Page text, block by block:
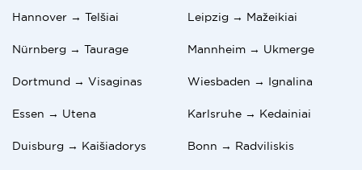
Hannover → Telšiai Leipzig → Mažeikiai
Nürnberg → Taurage Mannheim → Ukmerge
Dortmund → Visaginas Wiesbaden → Ignalina
Essen → Utena Karlsruhe → Kedainiai
Duisburg → Kaišiadorys Bonn → Radviliskis